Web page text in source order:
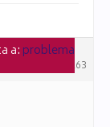
a: problema
#151263